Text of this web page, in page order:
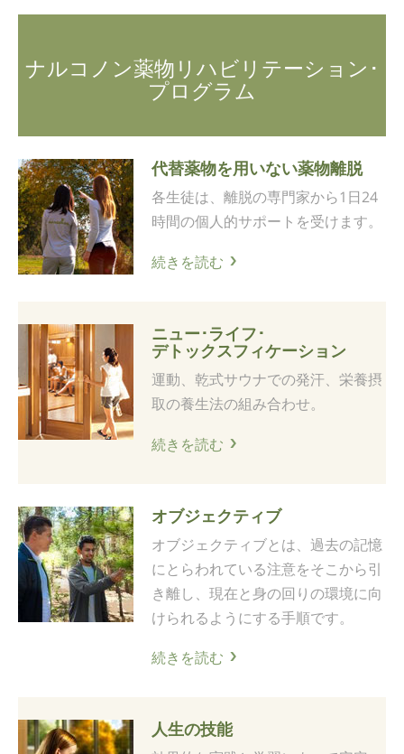
ナルコノン薬物リハビリテーション･
プログラム
代替薬物を用いない薬物離脱
各生徒は、離脱の専門家から1日24
時間の個人的サポートを受けます。
続きを読む
ニュー･ライフ･
デトックスフィケーション
運動、乾式サウナでの発汗、栄養摂
取の養生法の組み合わせ。
続きを読む
オブジェクティブ
オブジェクティブとは、過去の記憶
にとらわれている注意をそこから引
き離し、現在と身の回りの環境に向
けられるようにする手順です。
続きを読む
人生の技能